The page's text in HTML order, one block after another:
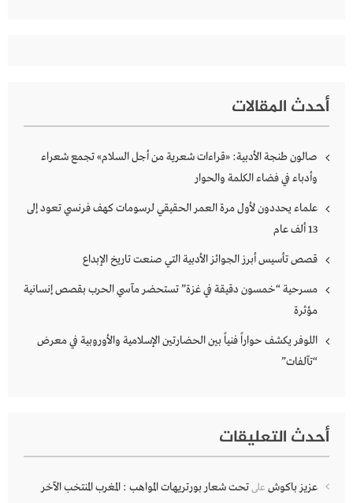
أحدث المقالات
صالون طنجة الأدبية: «قراءات شعرية من أجل السلام» تجمع شعراء
وأدباء في فضاء الكلمة والحوار
علماء يحددون لأول مرة العمر الحقيقي لرسومات كهف فرنسي تعود إلى
13 ألف عام
قصص تأسيس أبرز الجوائز الأدبية التي صنعت تاريخ الإبداع
مسرحية “خمسون دقيقة في غزة” تستحضر مآسي الحرب بقصص إنسانية
مؤثرة
اللوفر يكشف حواراً فنياً بين الحضارتين الإسلامية والأوروبية في معرض
“تآلفات”
أحدث التعليقات
عزيز باكوش علىتحت شعار بورتريهات المواهب : المغرب المنتخب الآخر